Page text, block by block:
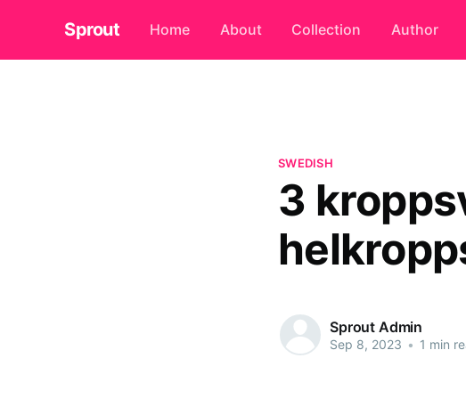
Sprout Home About Collection Author
SWEDISH
3
Sprout Admin
Sep 8, 2023 • 1 min